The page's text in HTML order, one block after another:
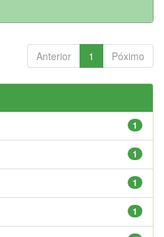
Anterior 1 Póximo
1
1
1
1